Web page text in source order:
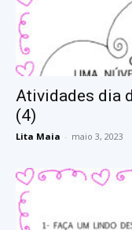
Atividades dia
(4)
Lita Maia - maio 3, 2023